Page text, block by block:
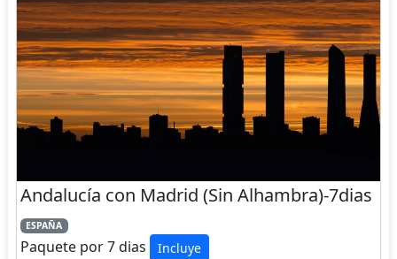
Andalucía con Madrid (Sin Alhambra)-7dias
ESPAÑA
Paquete por 7 dias Incluye